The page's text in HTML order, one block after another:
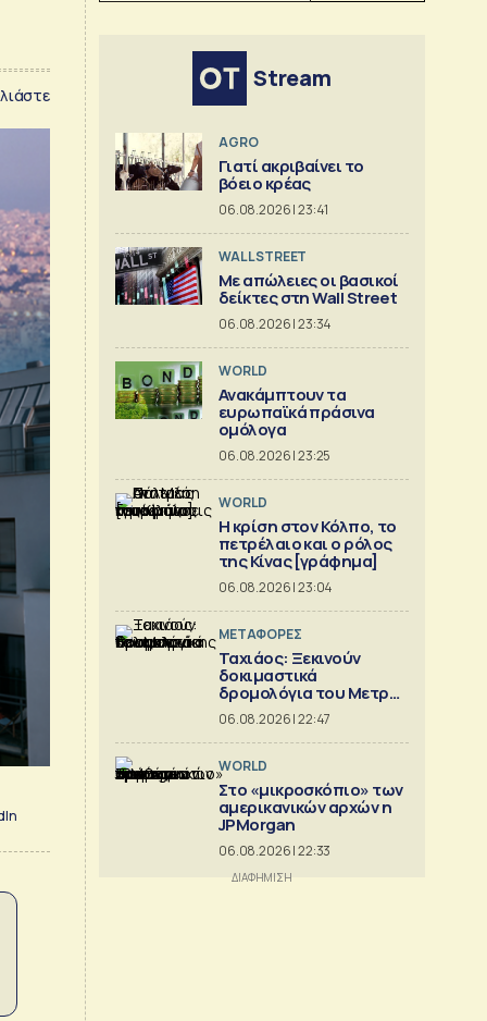
Stream
AGRO
Γιατί ακριβαίνει το
βόειο κρέας
06.08.2026 | 23:41
WALL STREET
Με απώλειες οι βασικοί
δείκτες στη Wall Street
06.08.2026 | 23:34
WORLD
Ανακάμπτουν τα
ευρωπαϊκά πράσινα
ομόλογα
06.08.2026 | 23:25
WORLD
Η κρίση στoν Κόλπο, το
πετρέλαιο και ο ρόλος
της Κίνας [γράφημα]
06.08.2026 | 23:04
ΜΕΤΑΦΟΡΕΣ
Ταχιάος: Ξεκινούν
δοκιμαστικά
δρομολόγια του Μετρό
Θεσσαλονίκης προς
Καλαμαριά
06.08.2026 | 22:47
WORLD
Στο «μικροσκόπιο» των
αμερικανικών αρχών η
JPMorgan
06.08.2026 | 22:33